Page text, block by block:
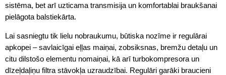
sistēma, bet arī uzticama transmisija un komfortablai braukšanai
pielāgota balstiekārta.
Lai sasniegtu tik lielu nobraukumu, būtiska nozīme ir regulārai
apkopei – savlaicīgai eļļas maiņai, zobsiksnas, bremžu detaļu un
citu dilstošo elementu nomaiņai, kā arī turbokompresora un
dīzeļdaļiņu filtra stāvokļa uzraudzībai. Regulāri garāki braucieni